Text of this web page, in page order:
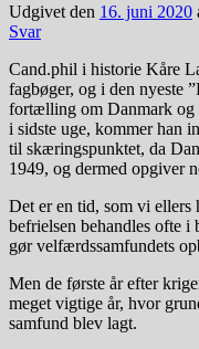
Udgivet den 16. juni 2020
Svar
Cand.phil i historie Kåre
fagbøger, og i den nyeste
fortælling om Danmark og
i sidste uge, kommer han
til skæringspunktet, da
1949, og dermed opgiver
Det er en tid, som vi ellers
befrielsen behandles ofte i
gør velfærdssamfundets
Men de første år efter
meget vigtige år, hvor
samfund blev lagt.